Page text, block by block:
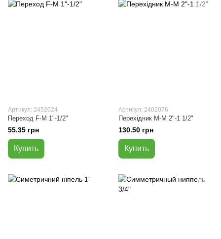
Артикул: 2452024
Переход F-M 1"-1/2"
55.35 грн
Купить
Артикул: 2402076
Перехідник М-М 2"-1 1/2"
130.50 грн
Купить